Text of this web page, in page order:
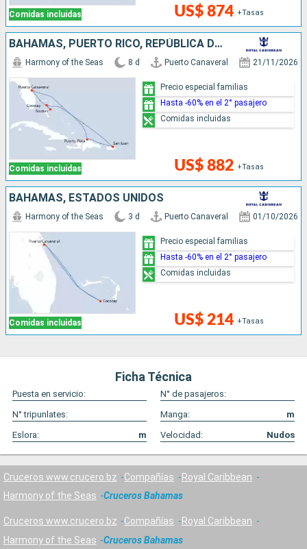
Comidas incluidas US$ 874 +Tasas
BAHAMAS, PUERTO RICO, REPÚBLICA DOMINICANA, ESTADOS UNIDOS
Comidas incluidas
Harmony of the Seas 8 d Puerto Canaveral 21/11/2026
US$ 882 +Tasas
Precio especial familias
Hasta -60% en el 2° pasajero
Comidas incluidas
BAHAMAS, ESTADOS UNIDOS
Comidas incluidas
Harmony of the Seas 3 d Puerto Canaveral 01/10/2026
US$ 214 +Tasas
Precio especial familias
Hasta -60% en el 2° pasajero
Comidas incluidas
Ficha Técnica
Puesta en servicio:
N° de pasajeros:
N° tripunlates:
Manga:
m
Eslora:
m Velocidad: Nudos
Cruceros www.crucero.bz Compañías
Royal Caribbean
Harmony of the Seas
Cruceros Bahamas
Cruceros www.crucero.bz Compañías
Royal Caribbean
Harmony of the Seas
Cruceros Bahamas